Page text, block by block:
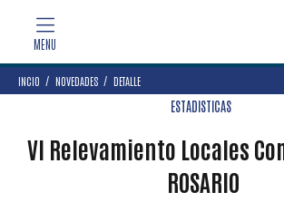
INCIO NOVEDADES DETALLE
ESTADISTICAS
VI Relevamiento Locales
ROSARIO